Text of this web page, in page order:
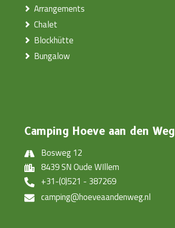
Arrangements
Chalet
Blockhütte
Bungalow
Camping Hoeve aan den Weg
Bosweg 12
8439 SN Oude WIllem
+31-(0)521 - 387269
camping@hoeveaandenweg.nl